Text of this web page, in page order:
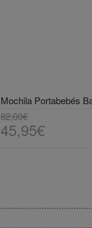
Mochila Portabebés
82,00€
45,95€